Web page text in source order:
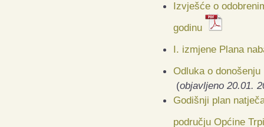
Izvješće o
godinu
I. izmjene Plana
Odluka o
(objavljeno 20.01.
Godišnji plan
području Općine